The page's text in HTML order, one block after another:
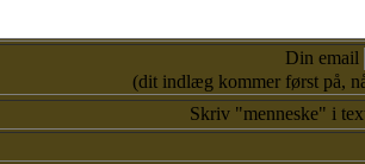
Din email
(dit indlæg kommer først på,
Skriv "menneske" i